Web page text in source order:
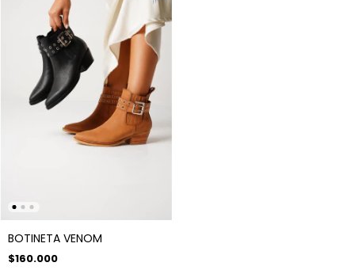
BOTINETA VENOM
$160.000